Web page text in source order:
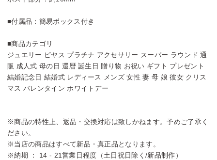
■付属品：簡易ボックス付き
■商品カテゴリ
ジュエリー ピヤス プラチナ アクセサリー スーパー ラウンド 通
販 成人式 母の日 還暦 誕生日 贈り物 お祝い ギフト プレゼント
結婚記念日 結婚式 レディース メンズ 女性 妻 母 娘 彼女 クリス
マス バレンタイン ホワイトデー
※商品の特性上、返品・交換対応は致しかねます。予めご了承く
ださい。
※当店の商品はすべて新品・真正品となります。
※納期 ： 14 - 21営業日程度（土日祝日除く/新品制作）